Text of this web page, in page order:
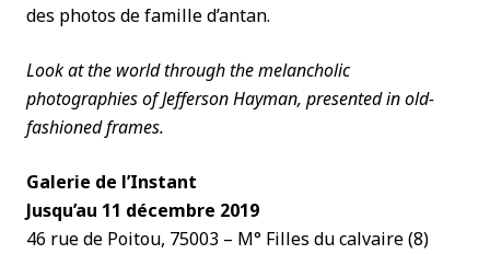
des photos de famille d’antan.
Look at the world through the melancholic
photographies of Jefferson Hayman, presented in old-
fashioned frames.
Galerie de l’Instant
Jusqu’au 11 décembre 2019
46 rue de Poitou, 75003 – M° Filles du calvaire (8)